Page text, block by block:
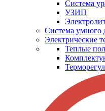
Система
УЗИП
Система умного
Электрические
Теплые